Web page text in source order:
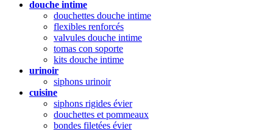
douche intime
douchettes douche intime
flexibles renforcés
valvules douche intime
tomas con soporte
kits douche intime
urinoir
siphons urinoir
cuisine
siphons rigides évier
douchettes et pommeaux
bondes filetées évier